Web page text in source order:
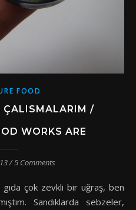
FOOD
ÇALISMALARIM /
WORKS ARE
/5 Comments
Sandıklarda sebzeler,